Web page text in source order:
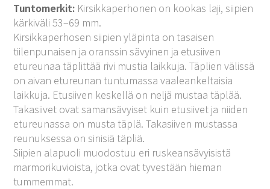
Tuntomerkit: Kirsikkaperhonen on kookas laji, siipien
kärkiväli 53–69 mm.
Kirsikkaperhosen siipien yläpinta on tasaisen
tiilenpunaisen ja oranssin sävyinen ja etusiiven
etureunaa täplittää rivi mustia laikkuja. Täplien välissä
on aivan etureunan tuntumassa vaaleankeltaisia
laikkuja. Etusiiven keskellä on neljä mustaa täplää.
Takasiivet ovat samansävyiset kuin etusiivet ja niiden
etureunassa on musta täplä. Takasiiven mustassa
reunuksessa on sinisiä täpliä.
Siipien alapuoli muodostuu eri ruskeansävyisistä
marmorikuvioista, jotka ovat tyvestään hieman
tummemmat.